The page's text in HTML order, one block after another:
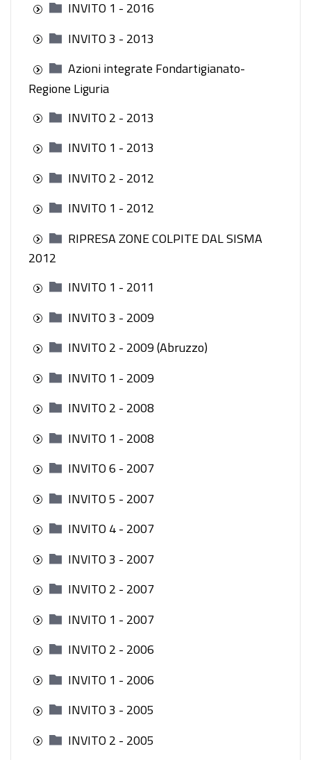
INVITO 1 - 2016
INVITO 3 - 2013
Azioni integrate Fondartigianato-
Regione Liguria
INVITO 2 - 2013
INVITO 1 - 2013
INVITO 2 - 2012
INVITO 1 - 2012
RIPRESA ZONE COLPITE DAL SISMA
2012
INVITO 1 - 2011
INVITO 3 - 2009
INVITO 2 - 2009 (Abruzzo)
INVITO 1 - 2009
INVITO 2 - 2008
INVITO 1 - 2008
INVITO 6 - 2007
INVITO 5 - 2007
INVITO 4 - 2007
INVITO 3 - 2007
INVITO 2 - 2007
INVITO 1 - 2007
INVITO 2 - 2006
INVITO 1 - 2006
INVITO 3 - 2005
INVITO 2 - 2005